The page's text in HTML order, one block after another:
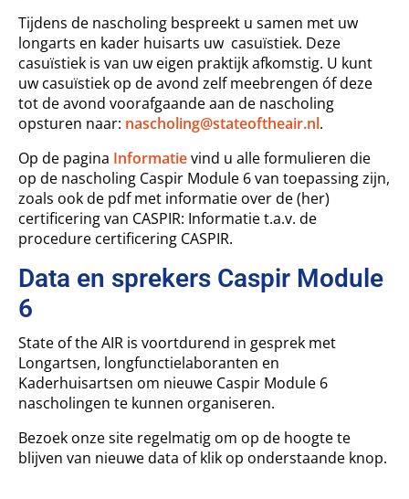
Tijdens de nascholing bespreekt u samen met uw
longarts en kader huisarts uw casuïstiek. Deze
casuïstiek is van uw eigen praktijk afkomstig. U kunt
uw casuïstiek op de avond zelf meebrengen óf deze
tot de avond voorafgaande aan de nascholing
opsturen naar: nascholing@stateoftheair.nl.
Op de pagina Informatievind u alle formulieren die
op de nascholing Caspir Module 6 van toepassing zijn,
zoals ook de pdf met informatie over de (her)
certificering van CASPIR: Informatie t.a.v. de
procedure certificering CASPIR.
Data en sprekers Caspir Module
6
State of the AIR is voortdurend in gesprek met
Longartsen, longfunctielaboranten en
Kaderhuisartsen om nieuwe Caspir Module 6
nascholingen te kunnen organiseren.
Bezoek onze site regelmatig om op de hoogte te
blijven van nieuwe data of klik op onderstaande knop.